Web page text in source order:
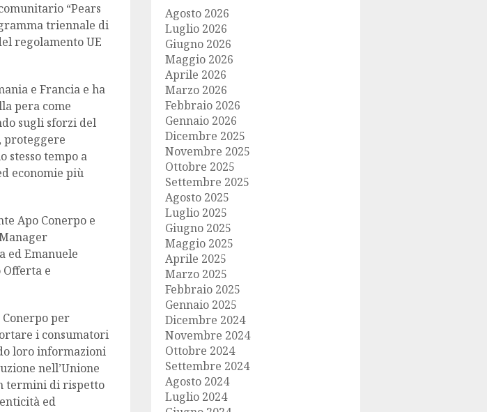
“Pears
triennale di
regolamento UE
e Francia e ha
pera come
sugli sforzi del
proteggere
stesso tempo a
economie più
Apo Conerpo e
ed Emanuele
Offerta e
per
i consumatori
loro informazioni
nell’Unione
termini di rispetto
ed
Agosto 2026
Luglio 2026
Giugno 2026
Maggio 2026
Aprile 2026
Marzo 2026
Febbraio 2026
Gennaio 2026
Dicembre 2025
Novembre 2025
Ottobre 2025
Settembre 2025
Agosto 2025
Luglio 2025
Giugno 2025
Maggio 2025
Aprile 2025
Marzo 2025
Febbraio 2025
Gennaio 2025
Dicembre 2024
Novembre 2024
Ottobre 2024
Settembre 2024
Agosto 2024
Luglio 2024